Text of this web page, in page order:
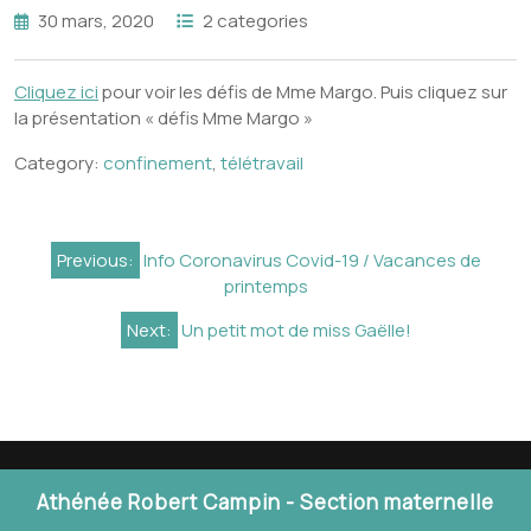
30 mars, 2020 2 categories
Cliquez icipour voir les défis de Mme Margo. Puis cliquez sur
la présentation « défis Mme Margo »
Category: confinement, télétravail
Navigation
Previous: Info Coronavirus Covid-19 / Vacances de
printemps
Next: Un petit mot de miss Gaëlle!
Athénée Robert Campin - Section maternelle